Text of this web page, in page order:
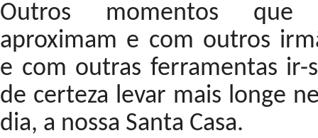
Outros momentos que
aproximam e com outros
e com outras ferramentas ir-
de certeza levar mais longe
dia, a nossa Santa Casa.